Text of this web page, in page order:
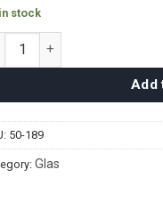
stock
Bo Highballglas nr189
Add
50-189
Glas